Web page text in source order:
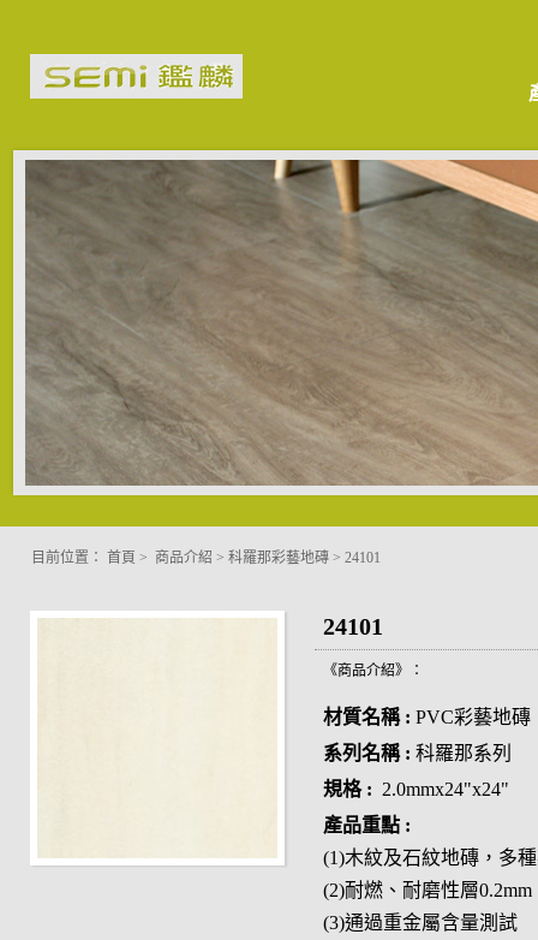
目前位置： 首頁 > 商品介紹 > 科羅那彩藝地磚 > 24101
24101
《商品介紹》：
材質名稱 : PVC彩藝地磚
系列名稱 : 科羅那系列
規格 :
產品重點 :
(1)木紋及石紋地磚，多
(2)耐燃、耐磨性層0.2mm
(3)通過重金屬含量測試